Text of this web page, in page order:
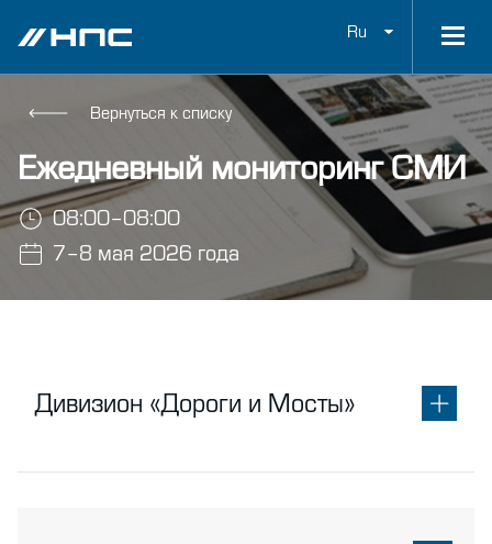
Ru
Вернуться к списку
Ежедневный мониторинг СМИ
08:00–08:00
7–8 мая 2026 года
Дивизион «Дороги и Мосты»